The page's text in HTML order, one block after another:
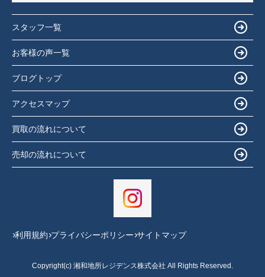
スタッフ一覧
お客様の声一覧
ブログトップ
アクセスマップ
買取の流れについて
売却の流れについて
利用規約 プライバシーポリシー サイトマップ
Copyright(c) 湘和地所レジデンス株式会社 All Rights Reserved.